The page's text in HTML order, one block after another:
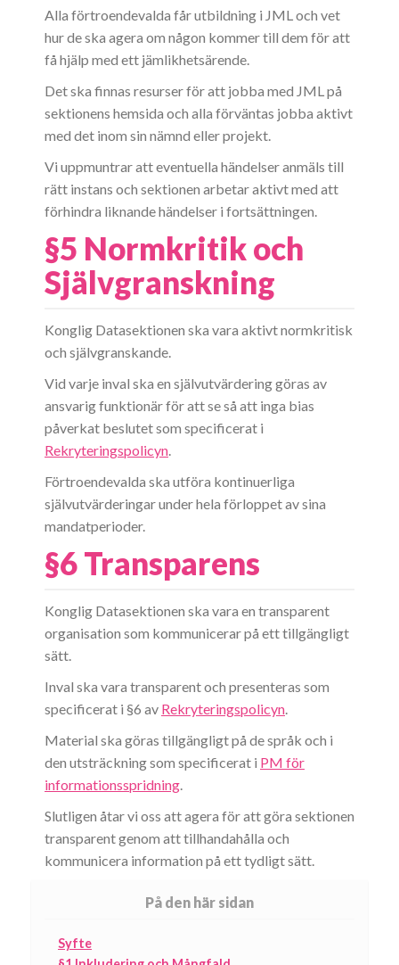
Alla förtroendevalda får utbildning i JML och vet
hur de ska agera om någon kommer till dem för att
få hjälp med ett jämlikhetsärende.
Det ska finnas resurser för att jobba med JML på
sektionens hemsida och alla förväntas jobba aktivt
med det inom sin nämnd eller projekt.
Vi uppmuntrar att eventuella händelser anmäls till
rätt instans och sektionen arbetar aktivt med att
förhindra liknande händelser i fortsättningen.
§5 Normkritik och
Självgranskning
Konglig Datasektionen ska vara aktivt normkritisk
och självgranskande.
Vid varje inval ska en självutvärdering göras av
ansvarig funktionär för att se så att inga bias
påverkat beslutet som specificerat i
Rekryteringspolicyn.
Förtroendevalda ska utföra kontinuerliga
självutvärderingar under hela förloppet av sina
mandatperioder.
§6 Transparens
Konglig Datasektionen ska vara en transparent
organisation som kommunicerar på ett tillgängligt
sätt.
Inval ska vara transparent och presenteras som
specificerat i §6 av Rekryteringspolicyn.
Material ska göras tillgängligt på de språk och i
den utsträckning som specificerat i PM för
informationsspridning.
Slutligen åtar vi oss att agera för att göra sektionen
transparent genom att tillhandahålla och
kommunicera information på ett tydligt sätt.
På den här sidan
Syfte